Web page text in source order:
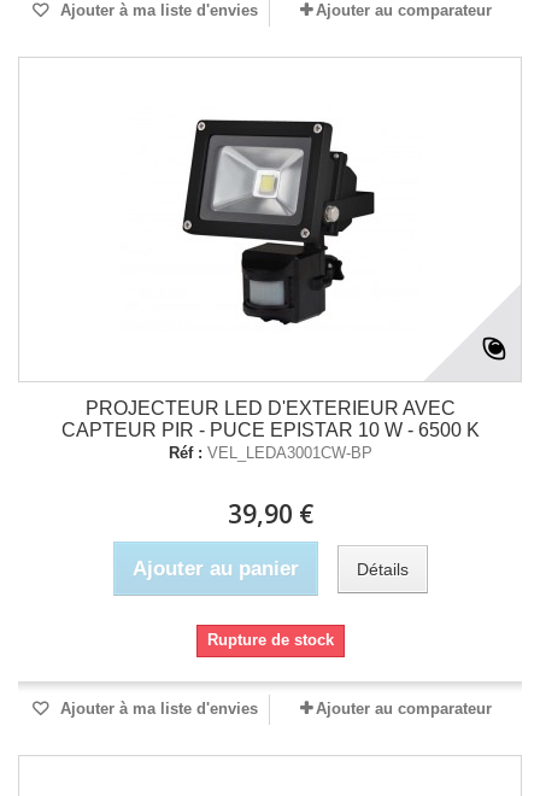
Ajouter à ma liste d'envies Ajouter au comparateur
PROJECTEUR LED D'EXTERIEUR AVEC
CAPTEUR PIR - PUCE EPISTAR 10 W - 6500 K
Réf : VEL_LEDA3001CW-BP
39,90 €
Ajouter au panier Détails
Rupture de stock
Ajouter à ma liste d'envies Ajouter au comparateur